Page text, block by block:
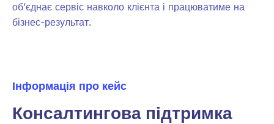
об’єднає сервіс навколо клієнта і працюватиме на
бізнес-результат.
Інформація про кейс
Консалтингова підтримка